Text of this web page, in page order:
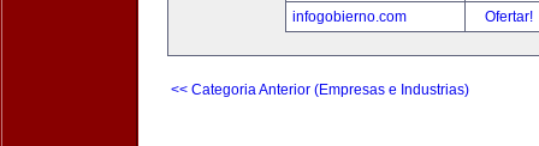
infogobierno.com
Ofertar!
<< Categoria Anterior (Empresas e Industrias)